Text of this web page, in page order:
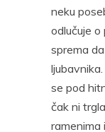
neku
odlučuje
sprema
se pod
čak ni
ramenima